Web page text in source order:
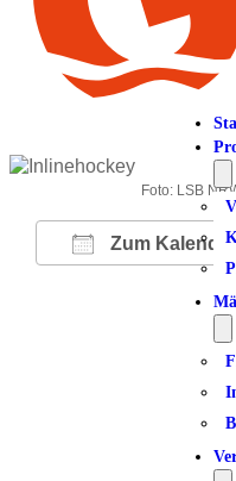
Foto: LSB
Zum
ICS herunterladen
Google